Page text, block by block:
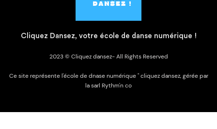
C liquez Dansez, votre école de danse numérique !
2023 © Cliquez dansez- All Rights Reserved
Ce site représente l'école de dnase numérique " cliquez dansez, gérée par
la sarl Rythm'n co